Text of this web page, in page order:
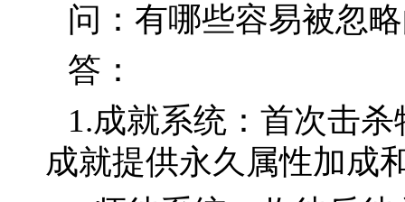
问：有哪些容易被忽
答：
1.成就系统：首次击
成就提供永久属性加成